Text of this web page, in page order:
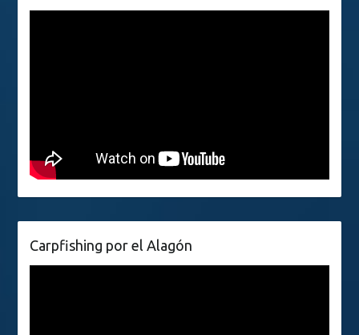
Carpfishing por el Alagón